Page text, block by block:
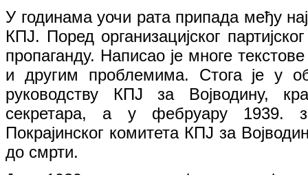
У годинама уочи рата припада међу
КПЈ. Поред организацијског
пропаганду. Написао је многе
и другим проблемима. Стога је у
руководству КПЈ за Војводину,
секретара, а у фебруару 1939.
Покрајинског комитета КПЈ за
до смрти.